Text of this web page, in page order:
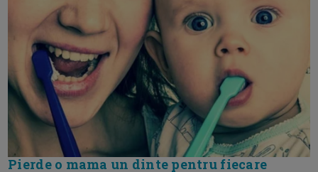
Pierde o mama un dinte pentru fiecare